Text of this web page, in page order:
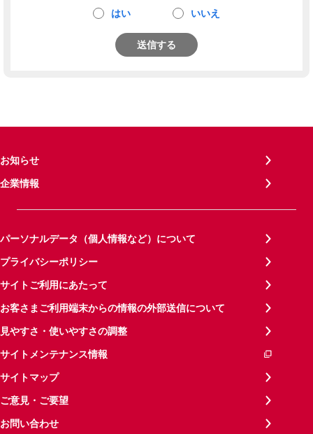
はい いいえ
送信する
お知らせ
企業情報
パーソナルデータ（個人情報など）について
プライバシーポリシー
サイトご利用にあたって
お客さまご利用端末からの情報の外部送信について
見やすさ・使いやすさの調整
サイトメンテナンス情報
サイトマップ
ご意見・ご要望
お問い合わせ